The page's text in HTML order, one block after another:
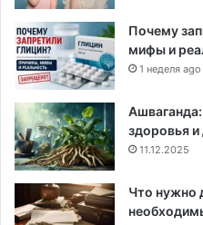
Почему
мифы и
1 неделя ago
здоровья и
11.12.2025
Что нужно